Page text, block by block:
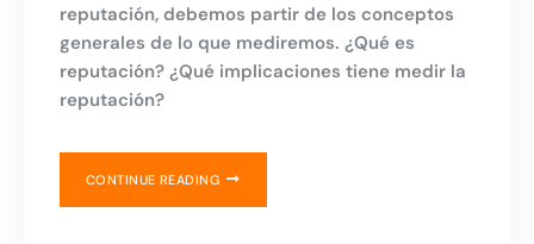
reputación, debemos partir de los conceptos
generales de lo que mediremos. ¿Qué es
reputación? ¿Qué implicaciones tiene medir la
reputación?
CONTINUE READING